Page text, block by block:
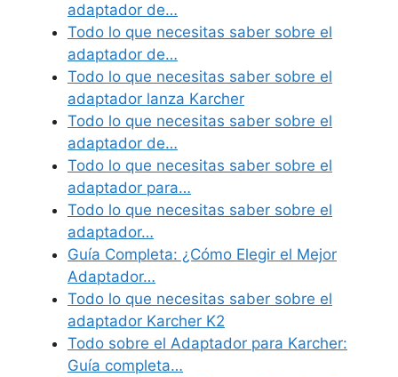
adaptador de…
Todo lo que necesitas saber sobre el
adaptador de…
Todo lo que necesitas saber sobre el
adaptador lanza Karcher
Todo lo que necesitas saber sobre el
adaptador de…
Todo lo que necesitas saber sobre el
adaptador para…
Todo lo que necesitas saber sobre el
adaptador…
Guía Completa: ¿Cómo Elegir el Mejor
Adaptador…
Todo lo que necesitas saber sobre el
adaptador Karcher K2
Todo sobre el Adaptador para Karcher:
Guía completa…